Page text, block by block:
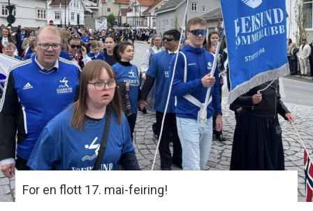
For en flott 17. mai-feiring!